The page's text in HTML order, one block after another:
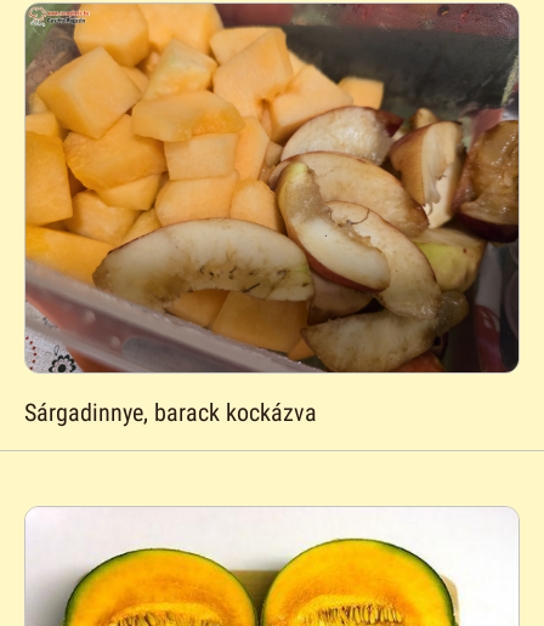
Sárgadinnye, barack kockázva